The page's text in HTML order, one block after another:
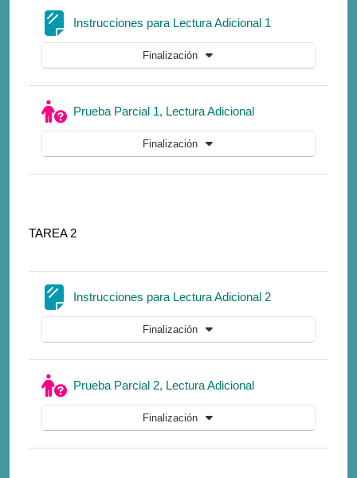
Instrucciones para Lectura Adicional 1
Finalización
Prueba Parcial 1, Lectura AdicionalCuestionario
Finalización
TAREA 2
Instrucciones para Lectura Adicional 2Página
Finalización
Prueba Parcial 2, Lectura AdicionalCuestionario
Finalización